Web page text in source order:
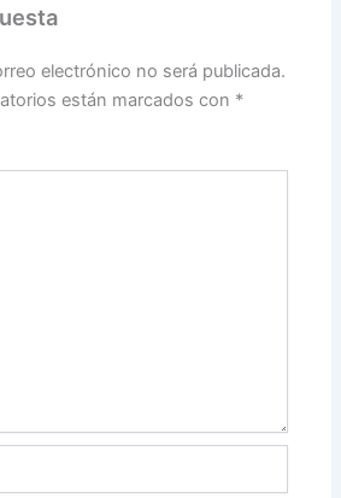
electrónico no será publicada.
están marcados con *